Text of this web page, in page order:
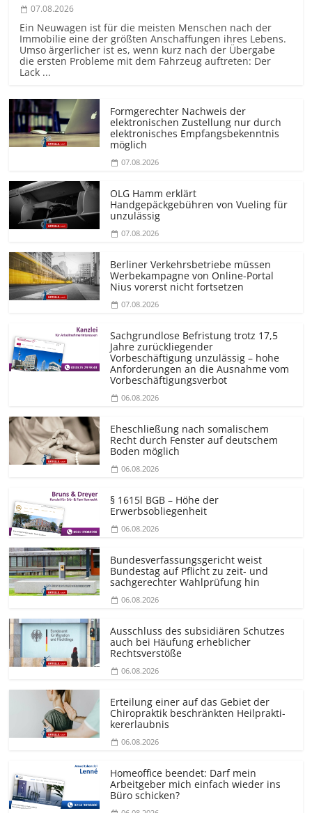
07.08.2026
Ein Neuwagen ist für die meisten Menschen nach der
Immobilie eine der größten Anschaffungen ihres Lebens.
Umso ärgerlicher ist es, wenn kurz nach der Übergabe
die ersten Probleme mit dem Fahrzeug auftreten: Der
Lack ...
Formgerechter Nachweis der
elektronischen Zustellung nur durch
elektronisches Empfangsbekenntnis
möglich
07.08.2026
OLG Hamm erklärt
Handgepäckgebühren von Vueling für
unzulässig
07.08.2026
Berliner Verkehrsbetriebe müssen
Werbekampagne von Online-Portal
Nius vorerst nicht fortsetzen
07.08.2026
Sachgrundlose Befristung trotz 17,5
Jahre zurückliegender
Vorbeschäftigung unzulässig – hohe
Anforderungen an die Ausnahme vom
Vorbeschäf­tigungsverbot
06.08.2026
Eheschließung nach somalischem
Recht durch Fenster auf deutschem
Boden möglich
06.08.2026
§ 1615l BGB – Höhe der
Erwerbsobliegenheit
06.08.2026
Bundesver­fassungsgericht weist
Bundestag auf Pflicht zu zeit- und
sachgerechter Wahlprüfung hin
06.08.2026
Ausschluss des subsidiären Schutzes
auch bei Häufung erheblicher
Rechtsverstöße
06.08.2026
Erteilung einer auf das Gebiet der
Chiropraktik beschränkten Heilprakti­
kererlaubnis
06.08.2026
Homeoffice beendet: Darf mein
Arbeitgeber mich einfach wieder ins
Büro schicken?